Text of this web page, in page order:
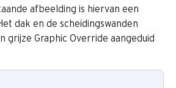
afbeelding is hiervan een
dak en de scheidingswanden
grijze Graphic Override aangeduid